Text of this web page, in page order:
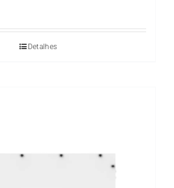
Detalhes